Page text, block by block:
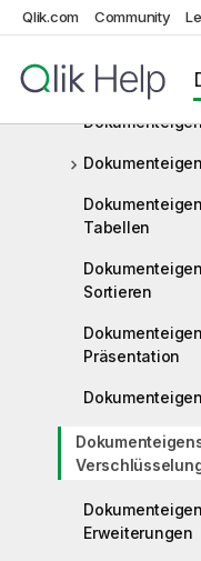
Qlik.com Community
Variablen
Sicherheit
Tabellen
Sortieren
Präsentation
Erweiterungen